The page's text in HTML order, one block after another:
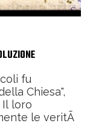
fu
Chiesa",
Il loro
le veritÃ